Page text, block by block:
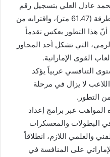
عادل العلي بتسجيل رقم
قياسي جديد للدولة في رمي المطرقة (61.47 متر)، واقترابه من
هذا التطور يعكس تقدماً
التي تشكل أحد المحاور
القوى الإماراتية.
التنافسي عربياً يؤكد
لا يزال في مرحلة
التطور.
عبر برامج إعداد
البطولات والمعسكرات
والعلمي اللازم، انطلاقاً
على المنافسة في